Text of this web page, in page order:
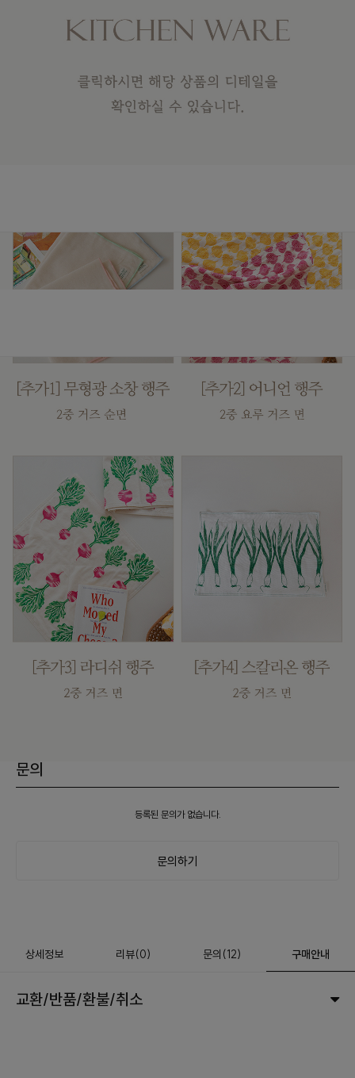
문의
등록된 문의가 없습니다.
문의하기
상세정보 리뷰(0) 문의 (12) 구매안내
교환/반품/환불/취소